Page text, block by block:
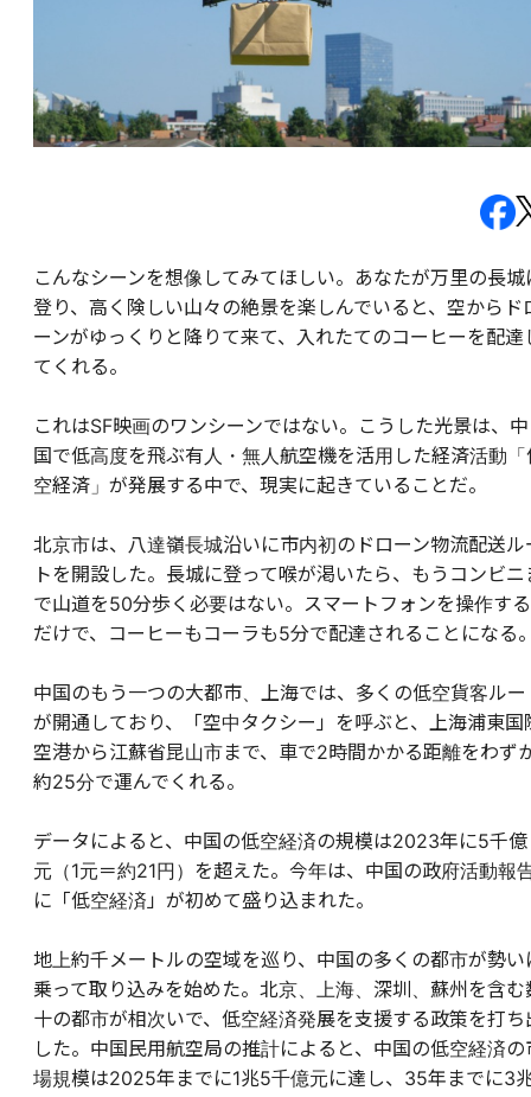
こんなシーンを想像してみてほしい。あなたが万里の長城
登り、高く険しい山々の絶景を楽しんでいると、空からド
ーンがゆっくりと降りて来て、入れたてのコーヒーを配達
てくれる。
これはSF映画のワンシーンではない。こうした光景は、中
国で低高度を飛ぶ有人・無人航空機を活用した経済活動「
空経済」が発展する中で、現実に起きていることだ。
北京市は、八達嶺長城沿いに市内初のドローン物流配送ル
トを開設した。長城に登って喉が渇いたら、もうコンビニ
で山道を50分歩く必要はない。スマートフォンを操作する
だけで、コーヒーもコーラも5分で配達されることになる
中国のもう一つの大都市、上海では、多くの低空貨客ルー
が開通しており、「空中タクシー」を呼ぶと、上海浦東国
空港から江蘇省昆山市まで、車で2時間かかる距離をわず
約25分で運んでくれる。
データによると、中国の低空経済の規模は2023年に5千億
元（1元＝約21円）を超えた。今年は、中国の政府活動報
に「低空経済」が初めて盛り込まれた。
地上約千メートルの空域を巡り、中国の多くの都市が勢い
乗って取り込みを始めた。北京、上海、深圳、蘇州を含む
十の都市が相次いで、低空経済発展を支援する政策を打ち
した。中国民用航空局の推計によると、中国の低空経済の
場規模は2025年までに1兆5千億元に達し、35年までに3